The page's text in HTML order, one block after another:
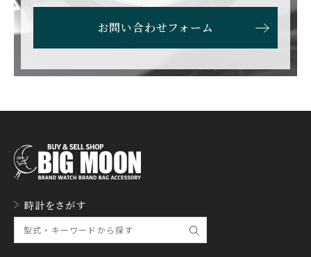
F.P.ジュルヌ
ファーブル・ルーバ フォルティス
FRANCK MULLER NT
GERALD GENTA
ジェラルド・ジェンタ
GLASHUTTE ORIGINA
L
グラスヒュッテ・オリジ
ナル
グッチ
お問い合わせフォーム
時計をさがす